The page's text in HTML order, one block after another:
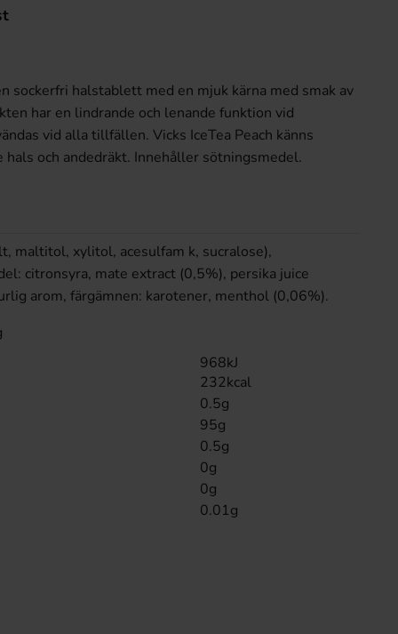
sockerfri halstablett med en mjuk kärna med smak av
har en lindrande och lenande funktion vid
vid alla tillfällen. Vicks IceTea Peach känns
hals och andedräkt. Innehåller sötningsmedel.
maltitol, xylitol, acesulfam k, sucralose),
citronsyra, mate extract (0,5%), persika juice
arom, färgämnen: karotener, menthol (0,06%).
968kJ
232kcal
0.5g
95g
0.5g
0g
0g
0.01g